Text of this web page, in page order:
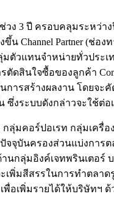
3 ปี ครอบคลุมระหว่า
Channel Partner (ช่
ลุ่มตัวแทนจำหน่ายทั่ว
สินใจซื้อของลูกค้า
ารสร้างผลงาน โดย
งระบบดังกล่าวจะใช้ต่อเ
ลุ่มคอร์ปอเรท กลุ่มเค
จุบันครองส่วนแบ่งกา
กลุ่มอิงค์เจทพรินเตอร์
มสีสรรในการทำตลา
อเพิ่มรายได้ให้บริษัทฯ